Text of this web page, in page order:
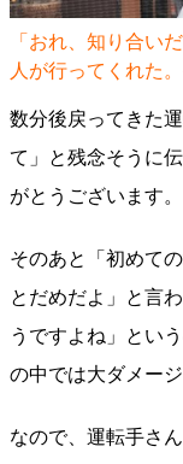
「おれ、知り合い
人が行ってくれた
数分後戻ってきた
て」と残念そうに
がとうございます。
そのあと「初めて
とだめだよ」と言
うですよね」とい
の中では大ダメー
なので、運転手さ